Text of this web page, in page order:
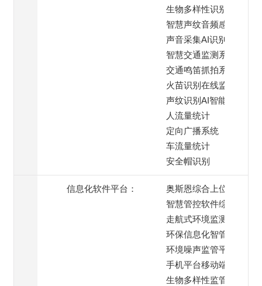
生物多样性识别系统
智慧声纹音频感知终端
声音采集AI识别系统
智慧交通监测系统
交通鸣笛抓拍系统
火苗识别在线监测
声纹识别AI智能模块
人流量统计
定向广播系统
车流量统计
安全帽识别
信息化软件平台：
奥斯恩综合上位机
智慧管控软件综合平台
走航式环境监测平台
环保信息化智管平台
环境噪声监管平台
手机平台移动端
生物多样性监管平台